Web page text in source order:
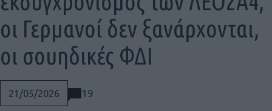
21/05/2026 19
οι Γερμανοί δεν ξανάρχονται,
οι σουηδικές ΦΔΙ